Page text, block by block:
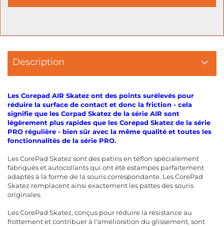
Description
Les Corepad AIR Skatez ont des points surélevés pour
réduire la surface de contact et donc la friction - cela
signifie que les Corpad Skatez de la série AIR sont
légèrement plus rapides que les Corepad Skatez de la série
PRO régulière - bien sûr avec la même qualité et toutes les
fonctionnalités de la série PRO.
Les CorePad Skatez sont des patins en téflon spécialement
fabriqués et autocollants qui ont été estampés parfaitement
adaptés à la forme de la souris correspondante. Les CorePad
Skatez remplacent ainsi exactement les pattes des souris
originales.
Les CorePad Skatez, conçus pour réduire la résistance au
frottement et contribuer à l'amélioration du glissement, sont